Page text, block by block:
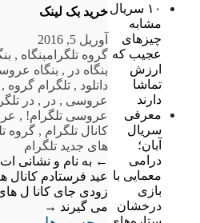
۱۰ سریال
مشابه
چیزهای
عجیب که
ارزش
تماشا
دارند
معرفی
سریال
آبان؛
درامی
معمایی با
بازی
درخشان
خرید بک لینک
آوریل 5, 2016
گروه تلگرامبنگاه ,
بنگاه در , بنگاه
دانلود , تلگرام گروه ,
عروسی , در , در
عروسی تلگرام! ,
کانال تلگرام , گروه
های جدید تلگرام
← به نام و نشانی
عید فرستادم کانال
زودی جای کانا ل های
می گیرند →